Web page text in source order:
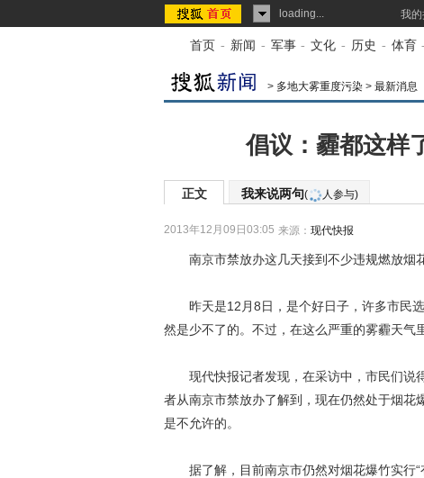
loading... 我的
首页 - 新闻 - 军事 - 文化 - 历史 - 体育 -
> 多地大雾重度污染 > 最新消息
倡议：霾都这样
正文 我来说两句( 人参与)
2013年12月09日03:05 来源： 现代快报
南京市禁放办这几天接到不少违规燃放烟
昨天是12月8日，是个好日子，许多市民选
然是少不了的。不过，在这么严重的雾霾天气
现代快报记者发现，在采访中，市民们说
者从南京市禁放办了解到，现在仍然处于烟花
是不允许的。
据了解，目前南京市仍然对烟花爆竹实行“